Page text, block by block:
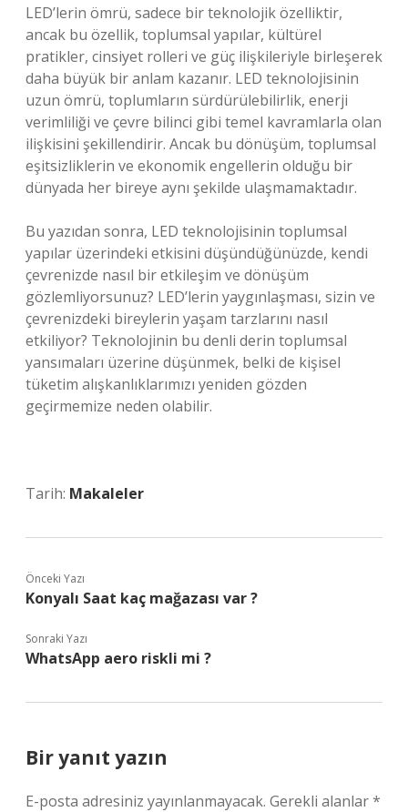
LED’lerin ömrü, sadece bir teknolojik özelliktir,
ancak bu özellik, toplumsal yapılar, kültürel
pratikler, cinsiyet rolleri ve güç ilişkileriyle birleşerek
daha büyük bir anlam kazanır. LED teknolojisinin
uzun ömrü, toplumların sürdürülebilirlik, enerji
verimliliği ve çevre bilinci gibi temel kavramlarla olan
ilişkisini şekillendirir. Ancak bu dönüşüm, toplumsal
eşitsizliklerin ve ekonomik engellerin olduğu bir
dünyada her bireye aynı şekilde ulaşmamaktadır.
Bu yazıdan sonra, LED teknolojisinin toplumsal
yapılar üzerindeki etkisini düşündüğünüzde, kendi
çevrenizde nasıl bir etkileşim ve dönüşüm
gözlemliyorsunuz? LED’lerin yaygınlaşması, sizin ve
çevrenizdeki bireylerin yaşam tarzlarını nasıl
etkiliyor? Teknolojinin bu denli derin toplumsal
yansımaları üzerine düşünmek, belki de kişisel
tüketim alışkanlıklarımızı yeniden gözden
geçirmemize neden olabilir.
Tarih: Makaleler
Önceki Yazı
Konyalı Saat kaç mağazası var ?
Sonraki Yazı
WhatsApp aero riskli mi ?
Bir yanıt yazın
E-posta adresiniz yayınlanmayacak. Gerekli alanlar*